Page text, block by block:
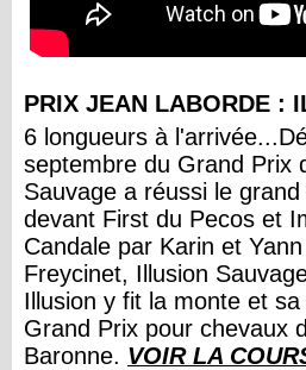
PRIX JEAN LABORDE :
6 longueurs à
septembre du Grand Prix
Sauvage a réussi le
devant First du Pecos et
Candale par Karin et
Freycinet, Illusion
Illusion y fit la monte et
Grand Prix pour chevaux
Baronne. VOIR LA